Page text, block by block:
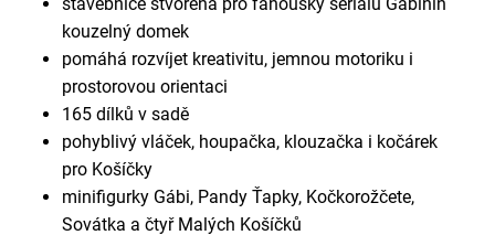
stavebnice stvořená pro fanoušky seriálu Gábinin
kouzelný domek
pomáhá rozvíjet kreativitu, jemnou motoriku i
prostorovou orientaci
165 dílků v sadě
pohyblivý vláček, houpačka, klouzačka i kočárek
pro Košíčky
minifigurky Gábi, Pandy Ťapky, Kočkorožčete,
Sovátka a čtyř Malých Košíčků